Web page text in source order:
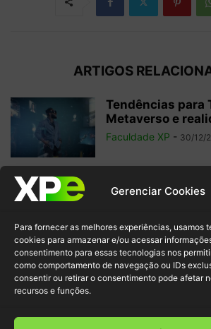
Gerenciar Cookies
Para fornecer as melhores experiências, usamos
cookies para armazenar e/ou acessar
consentimento para essas tecnologias nos
como comportamento de navegação ou IDs
consentir ou retirar o consentimento pode afetar
recursos e funções.
ARTIGOS
Tendências para
Metaverso e
Faculdade XP - 30/12/
O que é Edge
Confira a
Faculdade XP - 28/10/
Nômade Digital:
Área de